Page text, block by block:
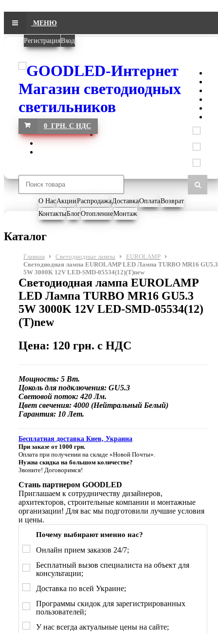
МЕНЮ
РегистрацияВход
0 ГРН. С НДС
О НасАкцииРаспродажаДоставкаОплатаВозврат
КонтактыБлогОтоплениеМонтаж
Каталог
Главная Светодиодные лампы
EUROLAMP
Светодиодная лампа EUROLAMP LED Лампа TURBO MR16 GU5.3
5W 3000K 12V LED-SMD-05534(12)(T)new
Светодиодная лампа EUROLAMP
LED Лампа TURBO MR16 GU5.3
5W 3000K 12V LED-SMD-05534(12)
(T)new
Цена: 120 грн. с НДС
Мощность: 5 Вт.
Цоколь для подключения: GU5.3
Световой поток: 420 Лм.
Цвет свечения: 4000 (Нейтральный Белый)
Гарантия: 10 Лет.
Бесплатная доставка Киев, Украина
При заказе от 1000 грн.
Оплата при получении на складе «Новой Почты».
Нужна скидка на большом количестве?
Звоните! Договоримся!
Стань партнером GOODLED
Приглашаем к сотрудничеству дизайнеров,
архитекторов, строительные компании и монтажные
организации! Для вас мы подготовили лучшие условия
и цены.
Почему выбирают именно нас?
Онлайн прием заказов 24/7;
Бесплатный вызов специалиста на объект для
консультации;
Доставка по всей Украине;
Программы скидок для зарегистрированных
пользователей;
У нас всегда актуальные цены на сайте;